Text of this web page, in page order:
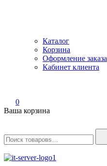
Каталог
Корзина
Оформление заказа
Кабинет клиента
0
Ваша корзина